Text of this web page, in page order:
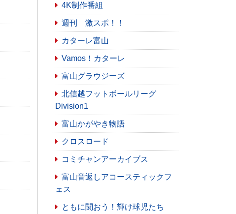
4K制作番組
週刊 激スポ！！
カターレ富山
Vamos！カターレ
富山グラウジーズ
北信越フットボールリーグ
Division1
富山かがやき物語
クロスロード
コミチャンアーカイブス
富山音返しアコースティックフ
ェス
ともに闘おう！輝け球児たち